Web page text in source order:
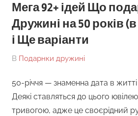
Мега 92+ ідей Що
Дружині на 50 років
і Ще варіанти
On
By
В Подарнки дружині
50-річчя — знаменна дата в житті
Деякі ставляться до цього
тривогою, адже це своєрідний